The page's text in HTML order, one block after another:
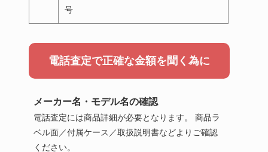
号
電話査定で正確な金額を聞く為に
メーカー名・モデル名の確認
電話査定には商品詳細が必要となります。 商品ラ
ベル面／付属ケース／取扱説明書などよりご確認
ください。